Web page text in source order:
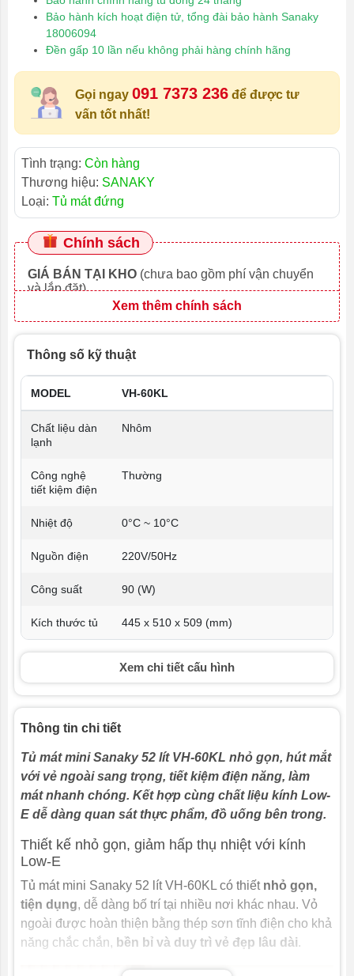
Bảo hành kích hoạt điện tử, tổng đài bảo hành Sanaky
18006094
Đền gấp 10 lần nếu không phải hàng chính hãng
Gọi ngay 091 7373 236 để được tư
vấn tốt nhất!
Tình trạng: Còn hàng
Thương hiệu: SANAKY
Loại: Tủ mát đứng
Chính sách
GIÁ BÁN TẠI KHO (chưa bao gồm phí vận chuyển
và lắp đặt)
Xem thêm chính sách
Thông số kỹ thuật
MODEL VH-60KL
Chất liệu dàn
lạnh
Nhôm
Công nghệ
tiết kiệm điện
Thường
Nhiệt độ 0°C ~ 10°C
Nguồn điện 220V/50Hz
Công suất 90 (W)
Kích thước tủ 445 x 510 x 509 (mm)
Kích thước
460 x 540 x 530 (mm)
Trọng lượng
Môi chất lạnh R600a
Xem chi tiết cấu hình
Thông tin chi tiết
Tủ mát mini Sanaky 52 lít VH-60KL nhỏ gọn, hút mắt
với vẻ ngoài sang trọng, tiết kiệm điện năng, làm
mát nhanh chóng. Kết hợp cùng chất liệu kính Low-
E dễ dàng quan sát thực phẩm, đồ uống bên trong.
Thiết kế nhỏ gọn, giảm hấp thụ nhiệt với kính
Low-E
Tủ mát mini Sanaky 52 lít VH-60KL có thiết nhỏ gọn,
tiện dụng, dễ dàng bố trí tại nhiều nơi khác nhau. Vỏ
ngoài được hoàn thiện bằng thép sơn tĩnh điện cho khả
năng chắc chắn, bền bỉ và duy trì vẻ đẹp lâu dài.